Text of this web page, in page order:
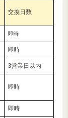
交換日数
即時
即時
3営業日以内
即時
即時